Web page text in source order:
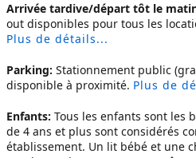
Arrivée tardive/départ tôt le
out disponibles pour tous les
Plus de détails...
Parking: Stationnement public
disponible à proximité. Plus de
Enfants: Tous les enfants sont les
de 4 ans et plus sont considérés
établissement. Un lit bébé et une